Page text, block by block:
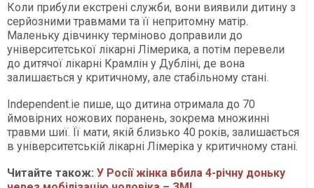
Коли прибули екстрені служби, вони виявили дитину з
серйозними травмами та її непритомну матір.
Маленьку дівчинку терміново доправили до
університетської лікарні Лімерика, а потім перевели
до дитячої лікарні Крамлін у Дубліні, де вона
залишається у критичному, але стабільному стані.
Independent.ie пише, що дитина отримала до 70
ймовірних ножових поранень, зокрема множинні
травми шиї. Її мати, якій близько 40 років, залишається
в університетській лікарні Лімеріка у критичному стані.
Читайте також: У Росії жінка вбила 4-річну доньку